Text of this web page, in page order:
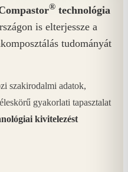
® technológia
is elterjessze a
tudományát
szakirodalmi adatok,
gyakorlati tapasztalat
kivitelezést